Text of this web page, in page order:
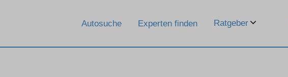
Autosuche Experten finden Ratgeber